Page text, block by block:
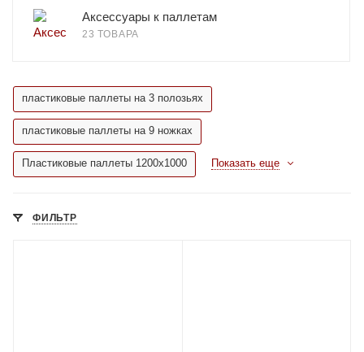
Аксессуары к паллетам
23 ТОВАРА
пластиковые паллеты на 3 полозьях
пластиковые паллеты на 9 ножках
Пластиковые паллеты 1200х1000 Показать еще
ФИЛЬТР